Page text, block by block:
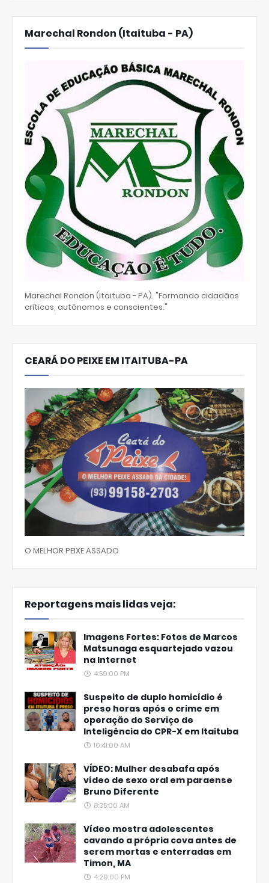
Marechal Rondon (Itaituba - PA)
Marechal Rondon (Itaituba - PA). "Formando cidadãos
críticos, autônomos e conscientes."
CEARÁ DO PEIXE EM ITAITUBA-PA
O MELHOR PEIXE ASSADO
Reportagens mais lidas veja:
Imagens Fortes: Fotos de Marcos
Matsunaga esquartejado vazou
na Internet
4:59:00 PM
Suspeito de duplo homicídio é
preso horas após o crime em
operação do Serviço de
Inteligência do CPR-X em Itaituba
10:41:00 AM
VÍDEO: Mulher desabafa após
vídeo de sexo oral em paraense
Bruno Diferente
8:35:00 AM
Vídeo mostra adolescentes
cavando a própria cova antes de
serem mortas e enterradas em
Timon, MA
4:29:00 PM